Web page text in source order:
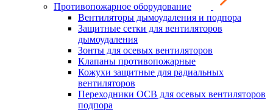
Противопожарное оборудование
Вентиляторы дымоудаления и подпора
Защитные сетки для вентиляторов
дымоудаления
Зонты для осевых вентиляторов
Клапаны противопожарные
Кожухи защитные для радиальных
вентиляторов
Переходники ОСВ для осевых вентиляторов
подпора